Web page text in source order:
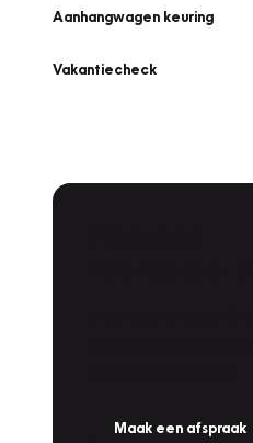
Aanhangwagen keuring
Vakantiecheck
Maak een afspraak